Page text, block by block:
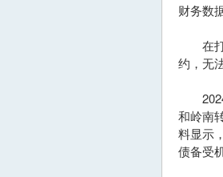
财务数
在打
约，无
2024
和岭南
料显示
债备受